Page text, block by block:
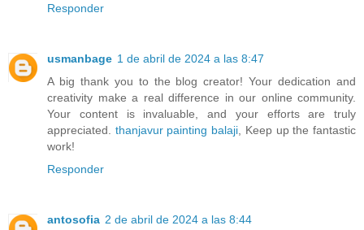
Responder
usmanbage 1 de abril de 2024 a las 8:47
A big thank you to the blog creator! Your dedication and
creativity make a real difference in our online community.
Your content is invaluable, and your efforts are truly
appreciated. thanjavur painting balaji , Keep up the fantastic
work!
Responder
antosofia 2 de abril de 2024 a las 8:44